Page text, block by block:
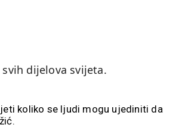
dijelova svijeta.
koliko se ljudi mogu ujediniti da